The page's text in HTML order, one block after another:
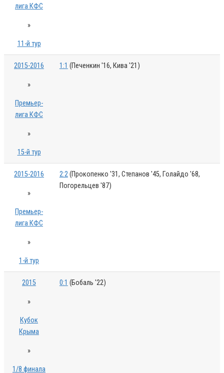
лига КФС
»
11-й тур
2015-2016
»
Премьер-
лига КФС
»
15-й тур
1:1 (Печенкин '16, Кива '21)
2015-2016
»
Премьер-
лига КФС
»
1-й тур
2:2(Прокопенко '31, Степанов '45, Голайдо '68,
Погорельцев '87)
2015
»
Кубок
Крыма
»
1/8 финала
0:1 (Бобаль '22)